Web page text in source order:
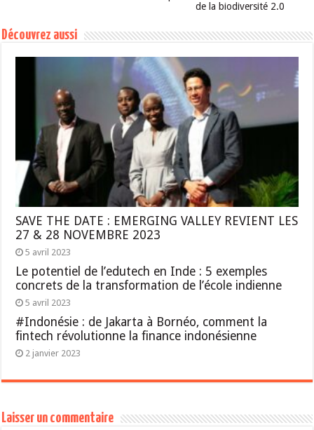
de la biodiversité 2.0
Découvrez aussi
SAVE THE DATE : EMERGING VALLEY REVIENT LES
27 & 28 NOVEMBRE 2023
5 avril 2023
Le potentiel de l’edutech en Inde : 5 exemples
concrets de la transformation de l’école indienne
5 avril 2023
#Indonésie : de Jakarta à Bornéo, comment la
fintech révolutionne la finance indonésienne
2 janvier 2023
Laisser un commentaire